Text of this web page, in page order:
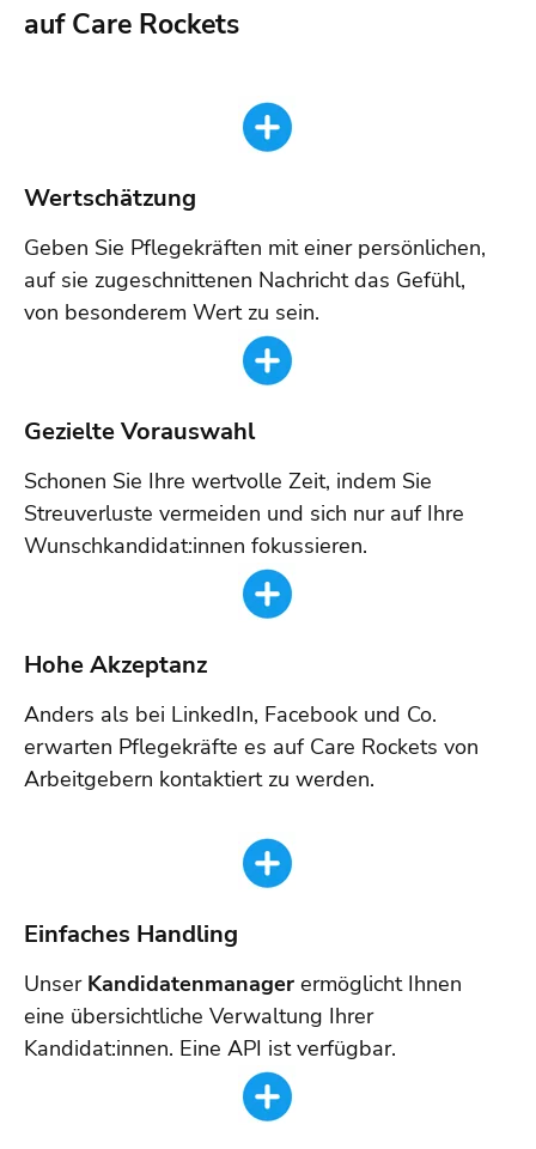
auf Care Rockets
Wertschätzung
Geben Sie Pflegekräften mit einer persönlichen,
auf sie zugeschnittenen Nachricht das Gefühl,
von besonderem Wert zu sein.
Gezielte Vorauswahl
Schonen Sie Ihre wertvolle Zeit, indem Sie
Streuverluste vermeiden und sich nur auf Ihre
Wunschkandidat:innen fokussieren.
Hohe Akzeptanz
Anders als bei LinkedIn, Facebook und Co.
erwarten Pflegekräfte es auf Care Rockets von
Arbeitgebern kontaktiert zu werden.
Einfaches Handling
Unser Kandidatenmanager ermöglicht Ihnen
eine übersichtliche Verwaltung Ihrer
Kandidat:innen. Eine API ist verfügbar.